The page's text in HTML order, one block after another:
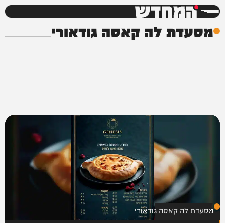
המחדש
מסעדת לה קאסה גודאורי
מסעדת לה קאסה גודאורי